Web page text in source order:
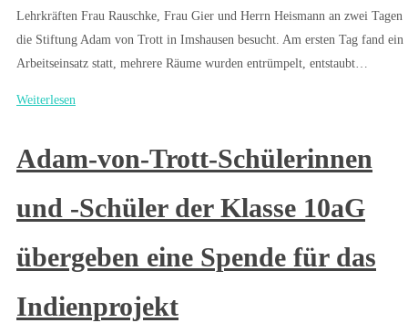
Lehrkräften Frau Rauschke, Frau Gier und Herrn Heismann an zwei Tagen
die Stiftung Adam von Trott in Imshausen besucht. Am ersten Tag fand ein
Arbeitseinsatz statt, mehrere Räume wurden entrümpelt, entstaubt…
Weiterlesen
Adam-von-Trott-Schülerinnen
und -Schüler der Klasse 10aG
übergeben eine Spende für das
Indienprojekt